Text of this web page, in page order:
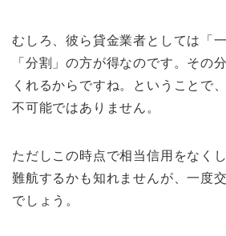
むしろ、彼ら貸金業者としては「
「分割」の方が得なのです。その
くれるからですね。ということで
不可能ではありません。
ただしこの時点で相当信用をなく
難航するかも知れませんが、一度
でしょう。